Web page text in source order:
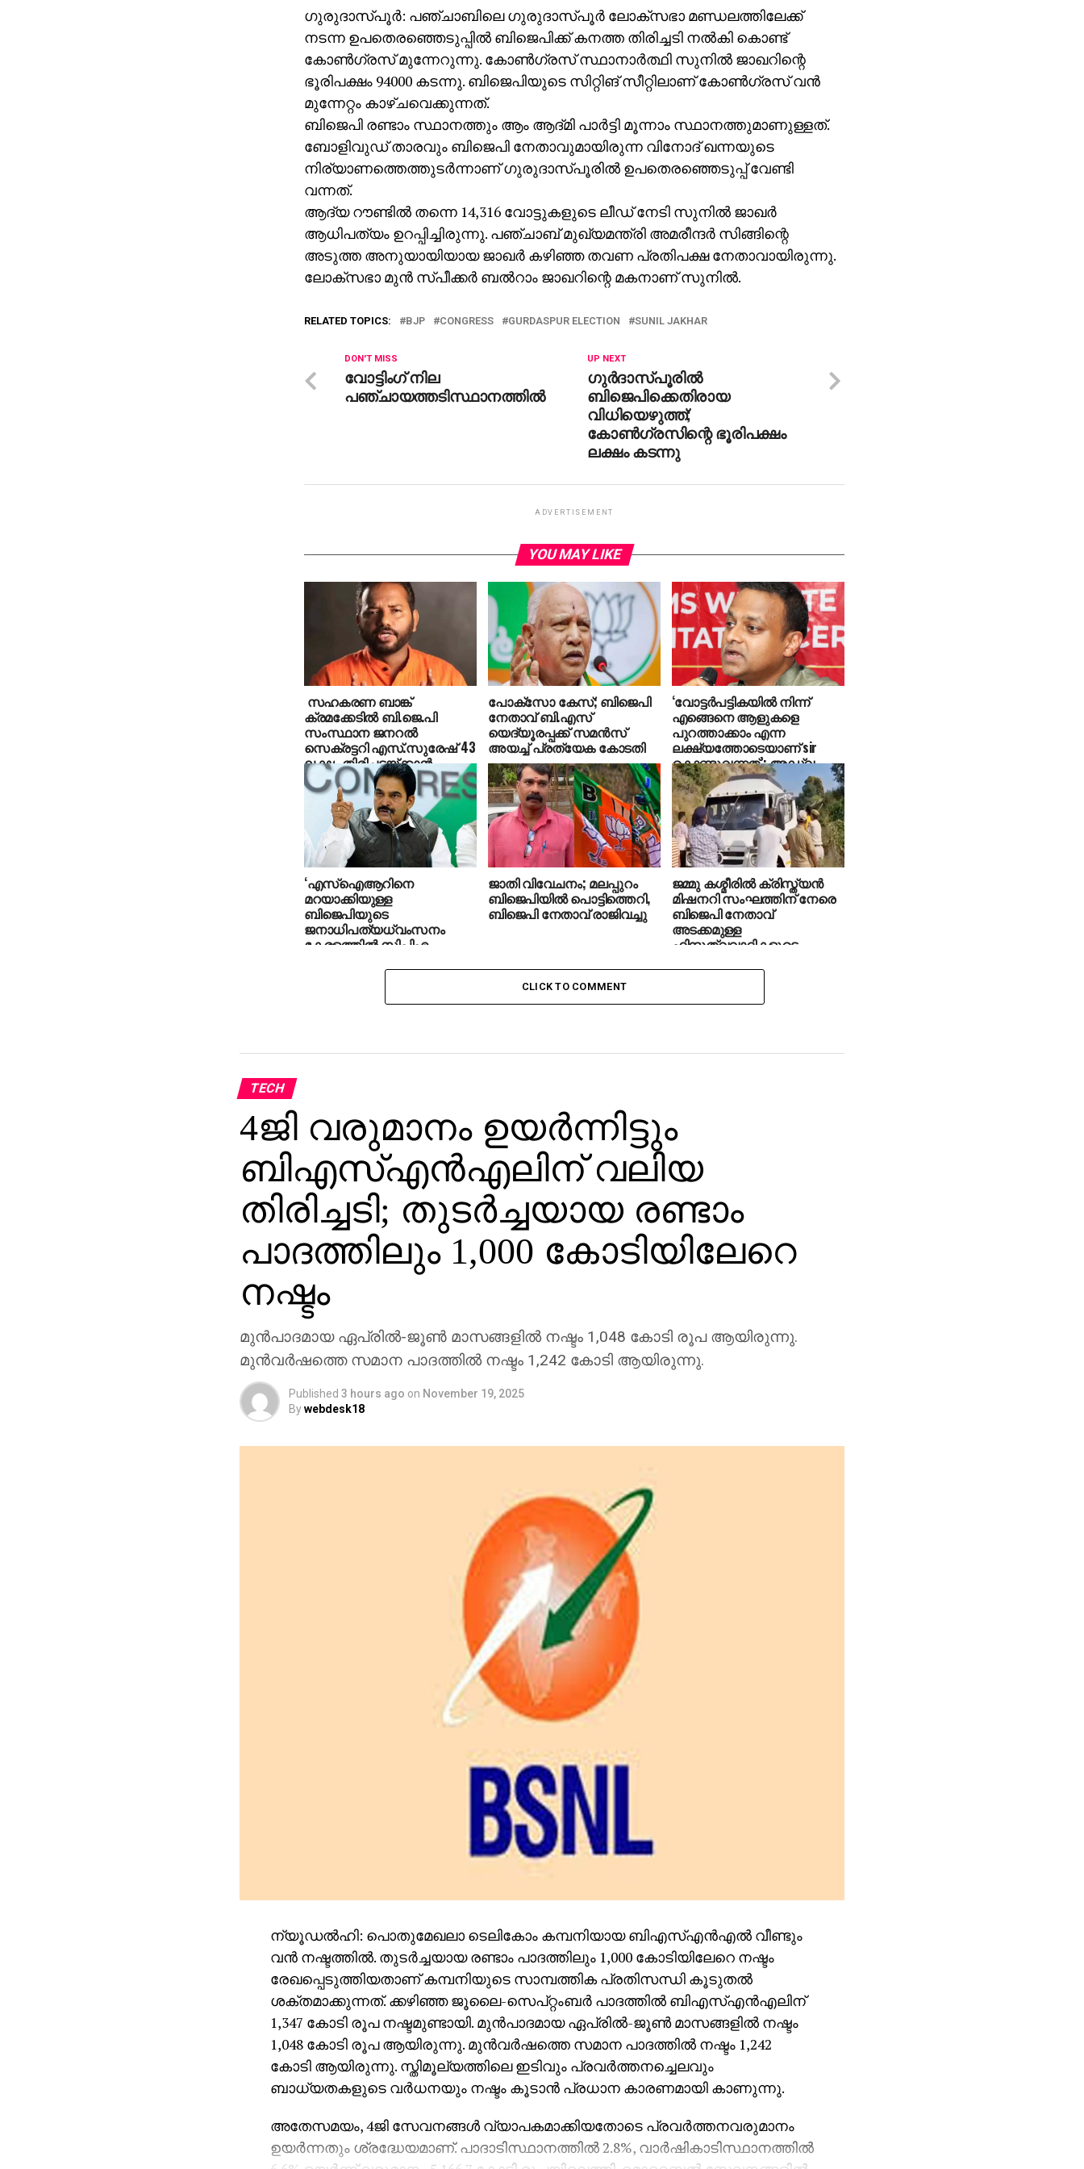
ഗുരുദാസ്പൂര്‍: പഞ്ചാബിലെ ഗുരുദാസ്പൂര്‍ ലോക്‌സഭാ മണ്ഡലത്തിലേക്ക്
നടന്ന ഉപതെരഞ്ഞെടുപ്പില്‍ ബിജെപിക്ക് കനത്ത തിരിച്ചടി നല്‍കി കൊണ്ട്
കോണ്‍ഗ്രസ് മുന്നേറുന്നു. കോണ്‍ഗ്രസ് സ്ഥാനാര്‍ത്ഥി സുനില്‍ ജാഖറിന്റെ
ഭൂരിപക്ഷം 94000 കടന്നു. ബിജെപിയുടെ സിറ്റിങ് സീറ്റിലാണ് കോണ്‍ഗ്രസ് വന്‍
മുന്നേറ്റം കാഴ്ചവെക്കുന്നത്.
ബിജെപി രണ്ടാം സ്ഥാനത്തും ആം ആദ്മി പാര്‍ട്ടി മൂന്നാം സ്ഥാനത്തുമാണുള്ളത്.
ബോളിവുഡ് താരവും ബിജെപി നേതാവുമായിരുന്ന വിനോദ് ഖന്നയുടെ
നിര്യാണത്തെത്തുടര്‍ന്നാണ് ഗുരുദാസ്പൂരില്‍ ഉപതെരഞ്ഞെടുപ്പ് വേണ്ടി
വന്നത്.
ആദ്യ റൗണ്ടില്‍ തന്നെ 14,316 വോട്ടുകളുടെ ലീഡ് നേടി സുനില്‍ ജാഖര്‍
ആധിപത്യം ഉറപ്പിച്ചിരുന്നു. പഞ്ചാബ് മുഖ്യമന്ത്രി അമരീന്ദര്‍ സിങ്ങിന്റെ
അടുത്ത അനുയായിയായ ജാഖര്‍ കഴിഞ്ഞ തവണ പ്രതിപക്ഷ നേതാവായിരുന്നു.
ലോക്‌സഭാ മുന്‍ സ്പീക്കര്‍ ബല്‍റാം ജാഖറിന്റെ മകനാണ് സുനില്‍.
RELATED TOPICS: BJP CONGRESS GURDASPUR ELECTION SUNIL JAKHAR
UP NEXT
ഗുര്‍ദാസ്പൂരില്‍
ബിജെപിക്കെതിരായ
വിധിയെഴുത്ത്;
കോണ്‍ഗ്രസിന്റെ ഭൂരിപക്ഷം
ലക്ഷം കടന്നു
DON'T MISS
വോട്ടിംഗ് നില
പഞ്ചായത്തടിസ്ഥാനത്തില്‍
ADVERTISEMENT
YOU MAY LIKE
സഹകരണ ബാങ്ക്
ക്രമക്കേടില്‍ ബി.ജെ.പി
സംസ്ഥാന ജനറല്‍
സെക്രട്ടറി എസ്.സുരേഷ് 43
ലക്ഷം തിരിച്ചടയ്ക്കാന്‍
ഉത്തരവ്
പോക്‌സോ കേസ്; ബിജെപി
നേതാവ് ബി.എസ്
യെദ്യൂരപ്പക്ക് സമന്‍സ്
അയച്ച് പ്രത്യേക കോടതി
‘വോട്ടര്‍പട്ടികയില്‍ നിന്ന്
എങ്ങെനെ ആളുകളെ
പുറത്താക്കാം എന്ന
ലക്ഷ്യത്തോടെയാണ് sir
കൊണ്ടുവന്നത്’: അഡ്വ.
ഹാരിസ് ബീരാൻ എംപി
‘എസ്‌ഐആറിനെ
മറയാക്കിയുള്ള
ബിജെപിയുടെ
ജനാധിപത്യധ്വംസനം
കേരളത്തില്‍ സിപിഎം
വേണുഗോപാല്‍ എംപി
ജാതി വിവേചനം; മലപ്പുറം
ബിജെപിയില്‍ പൊട്ടിത്തെറി,
ബിജെപി നേതാവ് രാജിവച്ചു
ജമ്മു കശ്മീരില്‍ ക്രിസ്ത്യന്‍
മിഷനറി സംഘത്തിന് നേരെ
ബിജെപി നേതാവ്
അടക്കമുള്ള
ഹിന്ദുത്വവാദികളുടെ
CLICK TO COMMENT
TECH
4ജി വരുമാനം ഉയര്‍ന്നിട്ടും
ബിഎസ്എന്‍എലിന് വലിയ
തിരിച്ചടി; തുടര്‍ച്ചയായ രണ്ടാം
പാദത്തിലും 1,000 കോടിയിലേറെ
നഷ്ടം
മുന്‍പാദമായ ഏപ്രില്‍-ജൂണ്‍ മാസങ്ങളില്‍ നഷ്ടം 1,048 കോടി രൂപ ആയിരുന്നു.
മുന്‍വര്‍ഷത്തെ സമാന പാദത്തില്‍ നഷ്ടം 1,242 കോടി ആയിരുന്നു.
Published 3 hours ago on November 19, 2025
Bywebdesk18
ന്യൂഡല്‍ഹി: പൊതുമേഖലാ ടെലികോം കമ്പനിയായ ബിഎസ്എന്‍എല്‍ വീണ്ടും
വന്‍ നഷ്ടത്തില്‍. തുടര്‍ച്ചയായ രണ്ടാം പാദത്തിലും 1,000 കോടിയിലേറെ നഷ്ടം
രേഖപ്പെടുത്തിയതാണ് കമ്പനിയുടെ സാമ്പത്തിക പ്രതിസന്ധി കൂടുതല്‍
ശക്തമാക്കുന്നത്. ക്കഴിഞ്ഞ ജൂലൈ-സെപ്റ്റംബര്‍ പാദത്തില്‍ ബിഎസ്എന്‍എലിന്
1,347 കോടി രൂപ നഷ്ടമുണ്ടായി. മുന്‍പാദമായ ഏപ്രില്‍-ജൂണ്‍ മാസങ്ങളില്‍ നഷ്ടം
1,048 കോടി രൂപ ആയിരുന്നു. മുന്‍വര്‍ഷത്തെ സമാന പാദത്തില്‍ നഷ്ടം 1,242
കോടി ആയിരുന്നു. സ്തിമൂല്യത്തിലെ ഇടിവും പ്രവര്‍ത്തനച്ചെലവും
ബാധ്യതകളുടെ വര്‍ധനയും നഷ്ടം കൂടാന്‍ പ്രധാന കാരണമായി കാണുന്നു.
അതേസമയം, 4ജി സേവനങ്ങള്‍ വ്യാപകമാക്കിയതോടെ പ്രവര്‍ത്തനവരുമാനം
ഉയര്‍ന്നതും ശ്രദ്ധേയമാണ്. പാദാടിസ്ഥാനത്തില്‍ 2.8%, വാര്‍ഷികാടിസ്ഥാനത്തില്‍